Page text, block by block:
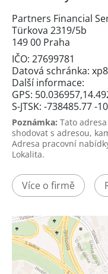
Partners Financial
Türkova 2319/5b
149 00 Praha
IČO: 27699781
Datová schránka:
Další informace:
GPS:
S-JTSK: -738485.77 -
Poznámka: Tato
shodovat s adresou,
Adresa pracovní
Lokalita.
Více o firmě